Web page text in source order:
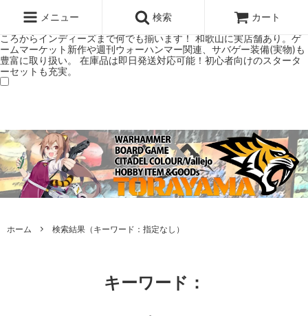
ミアムショップTORAYAMA。通販・オンラインショップです！ ウォー
ハンマーとボードゲームのことなら当店へ！ボードゲームもメジャーど
ころからインディーズまで何でも揃います！ 和歌山に実店舗あり。ゲ
ームマーケット新作や週刊ウォーハンマー関連、サバゲー装備(実物)も
豊富に取り扱い。 在庫品は即日発送対応可能！初心者向けのスタータ
ーセットも充実。
メニュー 検索 カート
ホーム 検索結果（キーワード：指定なし）
キーワード：